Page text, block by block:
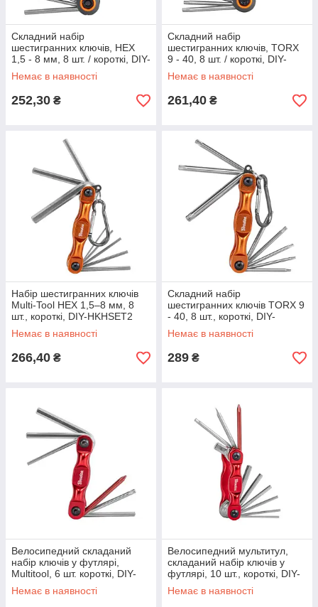
Складний набір
шестигранних ключів, HEX
1,5 - 8 мм, 8 шт. / короткі, DIY-
HKHSET1
Немає в наявності
252,30 ₴
Складний набір
шестигранних ключів, TORX
9 - 40, 8 шт. / короткі, DIY-
HKTSET1
Немає в наявності
261,40 ₴
Набір шестигранних ключів
Multi-Tool HEX 1,5–8 мм, 8
шт., короткі, DIY-HKHSET2
Немає в наявності
266,40 ₴
Складний набір
шестигранних ключів TORX 9
- 40, 8 шт., короткі, DIY-
HKTSET2
Немає в наявності
289 ₴
Велосипедний складаний
набір ключів у футлярі,
Multitool, 6 шт. короткі, DIY-
BA1010
Немає в наявності
Велосипедний мультитул,
складаний набір ключів у
футлярі, 10 шт., короткі, DIY-
BA1011
Немає в наявності